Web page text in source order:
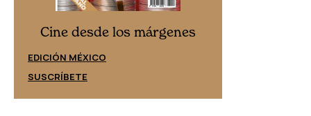
Cine desde los márgenes
EDICIÓN MÉXICO
SUSCRÍBETE